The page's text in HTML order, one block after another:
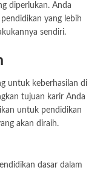
diperlukan. Anda
yang lebih
sendiri.
untuk keberhasilan di
tujuan karir Anda
untuk pendidikan
akan diraih.
dasar dalam